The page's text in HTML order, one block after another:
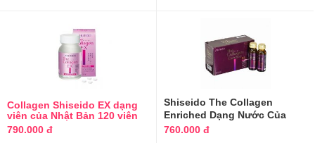
Collagen Shiseido EX dạng
viên của Nhật Bản 120 viên
790.000 đ
Shiseido The Collagen
Enriched Dạng Nước Của
Nhật Bản
760.000 đ